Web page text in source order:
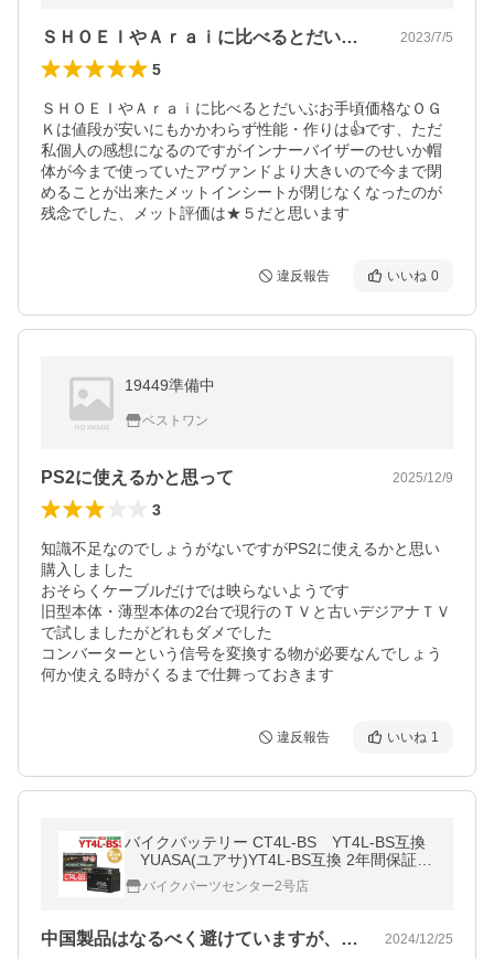
ＳＨＯＥＩやＡｒａｉに比べるとだいぶお… 2023/7/5
5
ＳＨＯＥＩやＡｒａｉに比べるとだいぶお手頃価格なＯＧ
Ｋは値段が安いにもかかわらず性能・作りは👍です、ただ
私個人の感想になるのですがインナーバイザーのせいか帽
体が今まで使っていたアヴァンドより大きいので今まで閉
めることが出来たメットインシートが閉じなくなったのが
残念でした、メット評価は★５だと思います
違反報告 いいね 0
19449準備中
ベストワン
PS2に使えるかと思って 2025/12/9
3
知識不足なのでしょうがないですがPS2に使えるかと思い
購入しました
おそらくケーブルだけでは映らないようです
旧型本体・薄型本体の2台で現行のＴＶと古いデジアナＴＶ
で試しましたがどれもダメでした
コンバーターという信号を変換する物が必要なんでしょう
何か使える時がくるまで仕舞っておきます
違反報告 いいね 1
バイクバッテリー CT4L-BS YT4L-BS互換
YUASA(ユアサ)YT4L-BS互換 2年間保証
スーパーカブ スーパーディオ KSR110 【液
入】100301
バイクパーツセンター2号店
中国製品はなるべく避けていますが、前回… 2024/12/25